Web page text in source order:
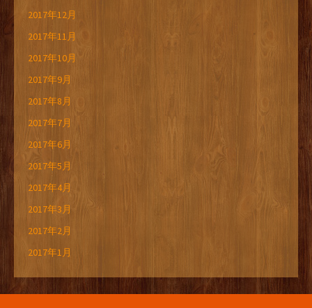
2017年12月
2017年11月
2017年10月
2017年9月
2017年8月
2017年7月
2017年6月
2017年5月
2017年4月
2017年3月
2017年2月
2017年1月